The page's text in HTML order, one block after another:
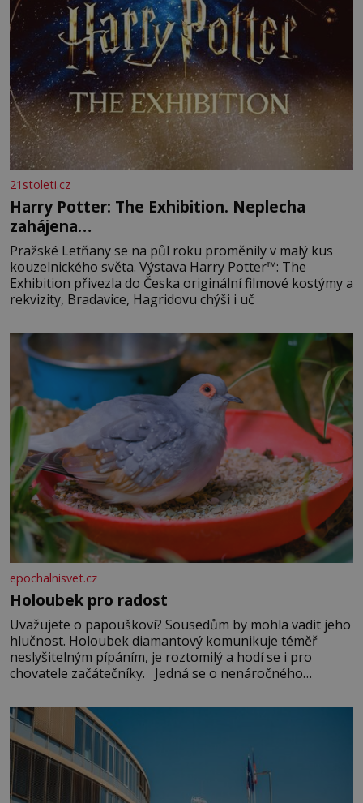
21stoleti.cz
Harry Potter: The Exhibition. Neplecha
zahájena…
Pražské Letňany se na půl roku proměnily v malý kus
kouzelnického světa. Výstava Harry Potter™: The
Exhibition přivezla do Česka originální filmové kostýmy a
rekvizity, Bradavice, Hagridovu chýši i uč
epochalnisvet.cz
Holoubek pro radost
Uvažujete o papouškovi? Sousedům by mohla vadit jeho
hlučnost. Holoubek diamantový komunikuje téměř
neslyšitelným pípáním, je roztomilý a hodí se i pro
chovatele začátečníky. Jedná se o nenáročného
času tráví na zemi, kde sbírá zbytky semínek Jeho
domovinou je prakticky celá Austrálie s výjimkou
pobřežní oblasti.